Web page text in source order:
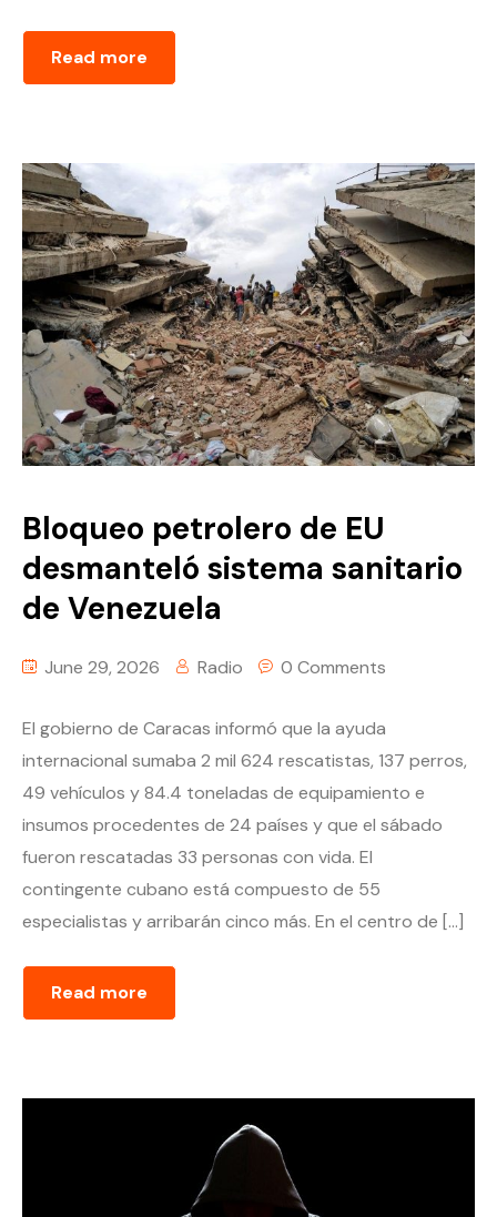
Read more
Bloqueo petrolero de EU
desmanteló sistema sanitario
de Venezuela
June 29, 2026 Radio 0 Comments
El gobierno de Caracas informó que la ayuda
internacional sumaba 2 mil 624 rescatistas, 137 perros,
49 vehículos y 84.4 toneladas de equipamiento e
insumos procedentes de 24 países y que el sábado
fueron rescatadas 33 personas con vida. El
contingente cubano está compuesto de 55
especialistas y arribarán cinco más. En el centro de […]
Read more